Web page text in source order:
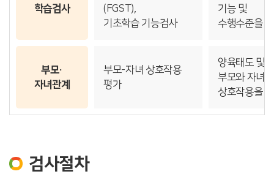
학습검사
(FGST),
기초학습 기능검사
기능 및
수행수준을
부모·
자녀관계
부모-자녀 상호작용
평가
양육태도 및
부모와 자녀
상호작용을
검사절차